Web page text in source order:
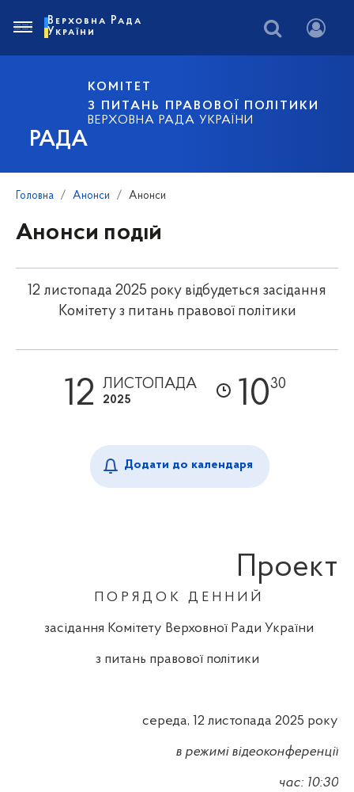
РАДА
КОМІТЕТ
З ПИТАНЬ ПРАВОВОЇ ПОЛІТИКИ
ВЕРХОВНА РАДА УКРАЇНИ
Верховна Рада
України
Головна Анонси Анонси
Анонси подій
12 листопада 2025 року відбудеться засідання
Комітету з питань правової політики
12 ЛИСТОПАДА
2025 1030
Додати до календаря
Проект
П О Р Я Д О К Д Е Н Н И Й
засідання Комітету Верховної Ради України
з питань правової політики
середа, 12 листопада 2025 року
в режимі відеоконференції
час: 10:30